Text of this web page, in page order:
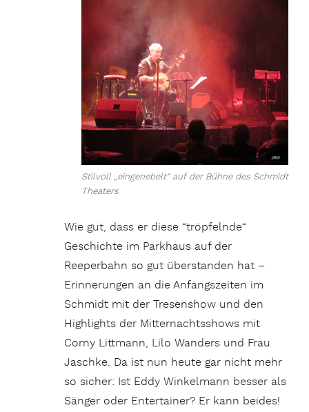
Stilvoll „eingenebelt“ auf der Bühne des Schmidt
Theaters
Wie gut, dass er diese “tröpfelnde“
Geschichte im Parkhaus auf der
Reeperbahn so gut überstanden hat –
Erinnerungen an die Anfangszeiten im
Schmidt mit der Tresenshow und den
Highlights der Mitternachtsshows mit
Corny Littmann, Lilo Wanders und Frau
Jaschke. Da ist nun heute gar nicht mehr
so sicher: Ist Eddy Winkelmann besser als
Sänger oder Entertainer? Er kann beides!